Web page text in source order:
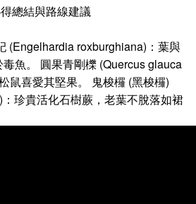
總結與路線建議
(Engelhardia roxburghiana)：葉與
魚。 圓果青剛櫟 (Quercus glauca
鼠喜愛其堅果。 鬼梭欏 (黑梭欏)
珍貴活化石樹蕨，老葉不脫落如裙